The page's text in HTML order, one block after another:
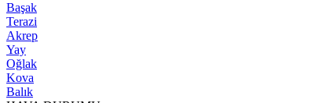
Başak
Terazi
Akrep
Yay
Oğlak
Kova
Balık